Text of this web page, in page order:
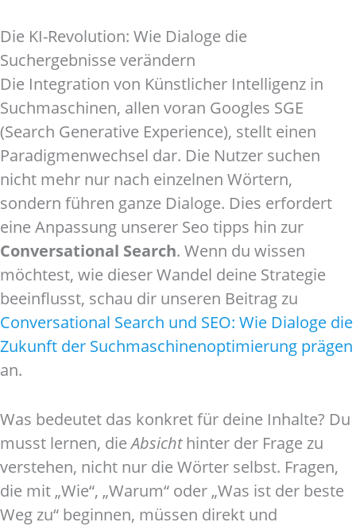
Die KI-Revolution: Wie Dialoge die
Suchergebnisse verändern
Die Integration von Künstlicher Intelligenz in
Suchmaschinen, allen voran Googles SGE
(Search Generative Experience), stellt einen
Paradigmenwechsel dar. Die Nutzer suchen
nicht mehr nur nach einzelnen Wörtern,
sondern führen ganze Dialoge. Dies erfordert
eine Anpassung unserer Seo tipps hin zur
Conversational Search. Wenn du wissen
möchtest, wie dieser Wandel deine Strategie
beeinflusst, schau dir unseren Beitrag zu
Conversational Search und SEO: Wie Dialoge die
Zukunft der Suchmaschinenoptimierung prägen
an.
Was bedeutet das konkret für deine Inhalte? Du
musst lernen, dieAbsichthinter der Frage zu
verstehen, nicht nur die Wörter selbst. Fragen,
die mit „Wie“, „Warum“ oder „Was ist der beste
Weg zu“ beginnen, müssen direkt und